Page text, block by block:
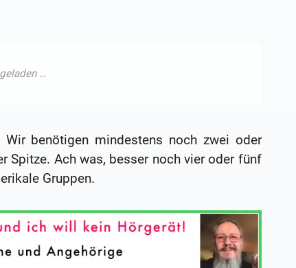
benötigen mindestens noch zwei oder
Spitze. Ach was, besser noch vier oder fünf
Gruppen.